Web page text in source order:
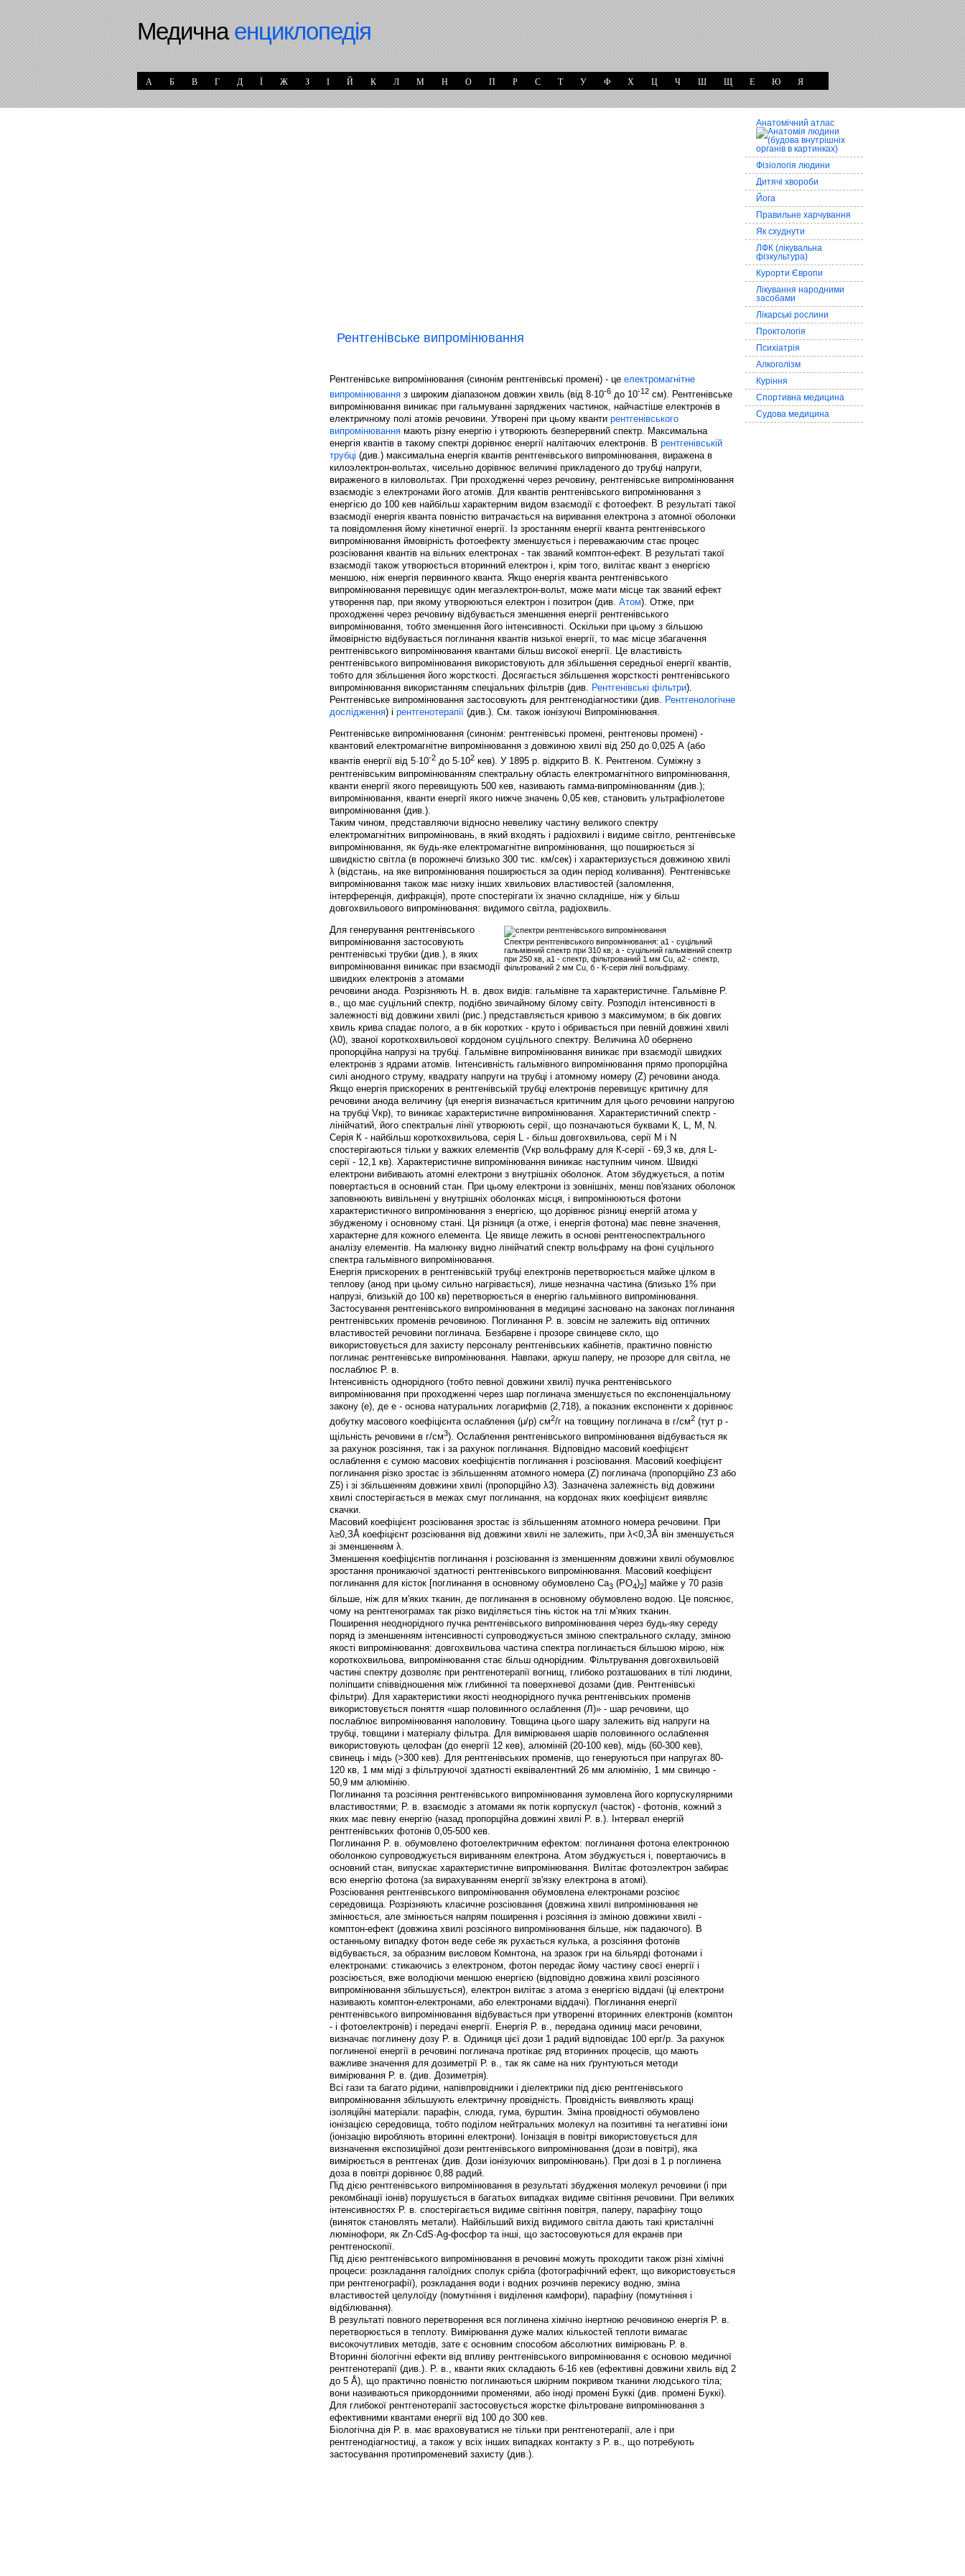
Медичнаенциклопедія
А Б В Г Д Ї Ж З І Й К Л М Н О П Р С Т У Ф Х Ц Ч Ш Щ Е Ю Я
Рентгенівське випромінювання
Рентгенівське випромінювання (синонім рентгенівські промені) - це електромагнітне
випромінювання з широким діапазоном довжин хвиль (від 8·10-6 до 10-12 см). Рентгенівське
випромінювання виникає при гальмуванні заряджених частинок, найчастіше електронів в
електричному полі атомів речовини. Утворені при цьому кванти рентгенівського
випромінювання мають різну енергію і утворюють безперервний спектр. Максимальна
енергія квантів в такому спектрі дорівнює енергії налітаючих електронів. В рентгенівській
трубці (див.) максимальна енергія квантів рентгенівського випромінювання, виражена в
килоэлектрон-вольтах, чисельно дорівнює величині прикладеного до трубці напруги,
вираженого в киловольтах. При проходженні через речовину, рентгенівське випромінювання
взаємодіє з електронами його атомів. Для квантів рентгенівського випромінювання з
енергією до 100 кев найбільш характерним видом взаємодії є фотоефект. В результаті такої
взаємодії енергія кванта повністю витрачається на виривання електрона з атомної оболонки
та повідомлення йому кінетичної енергії. Із зростанням енергії кванта рентгенівського
випромінювання ймовірність фотоефекту зменшується і переважаючим стає процес
розсіювання квантів на вільних електронах - так званий комптон-ефект. В результаті такої
взаємодії також утворюється вторинний електрон і, крім того, вилітає квант з енергією
меншою, ніж енергія первинного кванта. Якщо енергія кванта рентгенівського
випромінювання перевищує один мегаэлектрон-вольт, може мати місце так званий ефект
утворення пар, при якому утворюються електрон і позитрон (див. Атом). Отже, при
проходженні через речовину відбувається зменшення енергії рентгенівського
випромінювання, тобто зменшення його інтенсивності. Оскільки при цьому з більшою
ймовірністю відбувається поглинання квантів низької енергії, то має місце збагачення
рентгенівського випромінювання квантами більш високої енергії. Це властивість
рентгенівського випромінювання використовують для збільшення середньої енергії квантів,
тобто для збільшення його жорсткості. Досягається збільшення жорсткості рентгенівського
випромінювання використанням спеціальних фільтрів (див. Рентгенівські фільтри).
Рентгенівське випромінювання застосовують для рентгенодіагностики (див. Рентгенологічне
дослідження) і рентгенотерапії (див.). См. також іонізуючі Випромінювання.
Рентгенівське випромінювання (синонім: рентгенівські промені, рентгеновы промені) -
квантовий електромагнітне випромінювання з довжиною хвилі від 250 до 0,025 А (або
квантів енергії від 5·10-2 до 5·102 кев). У 1895 р. відкрито В. К. Рентгеном. Суміжну з
рентгенівським випромінюванням спектральну область електромагнітного випромінювання,
кванти енергії якого перевищують 500 кев, називають гамма-випромінюванням (див.);
випромінювання, кванти енергії якого нижче значень 0,05 кев, становить ультрафіолетове
випромінювання (див.).
Таким чином, представляючи відносно невелику частину великого спектру
електромагнітних випромінювань, в який входять і радіохвилі і видиме світло, рентгенівське
випромінювання, як будь-яке електромагнітне випромінювання, що поширюється зі
швидкістю світла (в порожнечі близько 300 тис. км/сек) і характеризується довжиною хвилі
λ (відстань, на яке випромінювання поширюється за один період коливання). Рентгенівське
випромінювання також має низку інших хвильових властивостей (заломлення,
інтерференція, дифракція), проте спостерігати їх значно складніше, ніж у більш
довгохвильового випромінювання: видимого світла, радіохвиль.
Спектри рентгенівського випромінювання: а1 - суцільний
гальмівний спектр при 310 кв; а - суцільний гальмівний спектр
при 250 кв, а1 - спектр, фільтрований 1 мм Cu, а2 - спектр,
фільтрований 2 мм Cu, б - К-серія лінії вольфраму.
Для генерування рентгенівського
випромінювання застосовують
рентгенівські трубки (див.), в яких
випромінювання виникає при взаємодії
швидких електронів з атомами
речовини анода. Розрізняють Н. в. двох видів: гальмівне та характеристичне. Гальмівне Р.
в., що має суцільний спектр, подібно звичайному білому світу. Розподіл інтенсивності в
залежності від довжини хвилі (рис.) представляється кривою з максимумом; в бік довгих
хвиль крива спадає полого, а в бік коротких - круто і обривається при певній довжині хвилі
(λ0), званої короткохвильової кордоном суцільного спектру. Величина λ0 обернено
пропорційна напрузі на трубці. Гальмівне випромінювання виникає при взаємодії швидких
електронів з ядрами атомів. Інтенсивність гальмівного випромінювання прямо пропорційна
силі анодного струму, квадрату напруги на трубці і атомному номеру (Z) речовини анода.
Якщо енергія прискорених в рентгенівській трубці електронів перевищує критичну для
речовини анода величину (ця енергія визначається критичним для цього речовини напругою
на трубці Vкр), то виникає характеристичне випромінювання. Характеристичний спектр -
лінійчатий, його спектральні лінії утворюють серії, що позначаються буквами К, L, М, N.
Серія К - найбільш короткохвильова, серія L - більш довгохвильова, серії М і N
спостерігаються тільки у важких елементів (Vкр вольфраму для К-серії - 69,3 кв, для L-
серії - 12,1 кв). Характеристичне випромінювання виникає наступним чином. Швидкі
електрони вибивають атомні електрони з внутрішніх оболонок. Атом збуджується, а потім
повертається в основний стан. При цьому електрони із зовнішніх, менш пов'язаних оболонок
заповнюють вивільнені у внутрішніх оболонках місця, і випромінюються фотони
характеристичного випромінювання з енергією, що дорівнює різниці енергій атома у
збудженому і основному стані. Ця різниця (а отже, і енергія фотона) має певне значення,
характерне для кожного елемента. Це явище лежить в основі рентгеноспектрального
аналізу елементів. На малюнку видно лінійчатий спектр вольфраму на фоні суцільного
спектра гальмівного випромінювання.
Енергія прискорених в рентгенівській трубці електронів перетворюється майже цілком в
теплову (анод при цьому сильно нагрівається), лише незначна частина (близько 1% при
напрузі, близькій до 100 кв) перетворюється в енергію гальмівного випромінювання.
Застосування рентгенівського випромінювання в медицині засновано на законах поглинання
рентгенівських променів речовиною. Поглинання Р. в. зовсім не залежить від оптичних
властивостей речовини поглинача. Безбарвне і прозоре свинцеве скло, що
використовується для захисту персоналу рентгенівських кабінетів, практично повністю
поглинає рентгенівське випромінювання. Навпаки, аркуш паперу, не прозоре для світла, не
послаблює Р. в.
Інтенсивність однорідного (тобто певної довжини хвилі) пучка рентгенівського
випромінювання при проходженні через шар поглинача зменшується по експоненціальному
закону (е), де е - основа натуральних логарифмів (2,718), а показник експоненти х дорівнює
добутку масового коефіцієнта ослаблення (μ/р) см2/г на товщину поглинача в г/см2 (тут р -
щільність речовини в г/см3). Ослаблення рентгенівського випромінювання відбувається як
за рахунок розсіяння, так і за рахунок поглинання. Відповідно масовий коефіцієнт
ослаблення є сумою масових коефіцієнтів поглинання і розсіювання. Масовий коефіцієнт
поглинання різко зростає із збільшенням атомного номера (Z) поглинача (пропорційно Z3 або
Z5) і зі збільшенням довжини хвилі (пропорційно λ3). Зазначена залежність від довжини
хвилі спостерігається в межах смуг поглинання, на кордонах яких коефіцієнт виявляє
скачки.
Масовий коефіцієнт розсіювання зростає із збільшенням атомного номера речовини. При
λ≥0,ЗÅ коефіцієнт розсіювання від довжини хвилі не залежить, при λ<0,ЗÅ він зменшується
зі зменшенням λ.
Зменшення коефіцієнтів поглинання і розсіювання із зменшенням довжини хвилі обумовлює
зростання проникаючої здатності рентгенівського випромінювання. Масовий коефіцієнт
поглинання для кісток [поглинання в основному обумовлено Са3 (РО4)2] майже у 70 разів
більше, ніж для м'яких тканин, де поглинання в основному обумовлено водою. Це пояснює,
чому на рентгенограмах так різко виділяється тінь кісток на тлі м'яких тканин.
Поширення неоднорідного пучка рентгенівського випромінювання через будь-яку середу
поряд із зменшенням інтенсивності супроводжується зміною спектрального складу, зміною
якості випромінювання: довгохвильова частина спектра поглинається більшою мірою, ніж
короткохвильова, випромінювання стає більш однорідним. Фільтрування довгохвильовій
частині спектру дозволяє при рентгенотерапії вогнищ, глибоко розташованих в тілі людини,
поліпшити співвідношення між глибинної та поверхневої дозами (див. Рентгенівські
фільтри). Для характеристики якості неоднорідного пучка рентгенівських променів
використовується поняття «шар половинного ослаблення (Л)» - шар речовини, що
послаблює випромінювання наполовину. Товщина цього шару залежить від напруги на
трубці, товщини і матеріалу фільтра. Для вимірювання шарів половинного ослаблення
використовують целофан (до енергії 12 кев), алюміній (20-100 кев), мідь (60-300 кев),
свинець і мідь (>300 кев). Для рентгенівських променів, що генеруються при напругах 80-
120 кв, 1 мм міді з фільтруючої здатності еквівалентний 26 мм алюмінію, 1 мм свинцю -
50,9 мм алюмінію.
Поглинання та розсіяння рентгенівського випромінювання зумовлена його корпускулярними
властивостями; Р. в. взаємодіє з атомами як потік корпускул (часток) - фотонів, кожний з
яких має певну енергію (назад пропорційна довжині хвилі Р. в.). Інтервал енергій
рентгенівських фотонів 0,05-500 кев.
Поглинання Р. в. обумовлено фотоелектричним ефектом: поглинання фотона електронною
оболонкою супроводжується вириванням електрона. Атом збуджується і, повертаючись в
основний стан, випускає характеристичне випромінювання. Вилітає фотоэлектрон забирає
всю енергію фотона (за вирахуванням енергії зв'язку електрона в атомі).
Розсіювання рентгенівського випромінювання обумовлена електронами розсіює
середовища. Розрізняють класичне розсіювання (довжина хвилі випромінювання не
змінюється, але змінюється напрям поширення і розсіяння із зміною довжини хвилі -
комптон-ефект (довжина хвилі розсіяного випромінювання більше, ніж падаючого). В
останньому випадку фотон веде себе як рухається кулька, а розсіяння фотонів
відбувається, за образним висловом Комнтона, на зразок гри на більярді фотонами і
електронами: стикаючись з електроном, фотон передає йому частину своєї енергії і
розсіюється, вже володіючи меншою енергією (відповідно довжина хвилі розсіяного
випромінювання збільшується), електрон вилітає з атома з енергією віддачі (ці електрони
називають комптон-електронами, або електронами віддачі). Поглинання енергії
рентгенівського випромінювання відбувається при утворенні вторинних електронів (комптон
- і фотоелектронів) і передачі енергії. Енергія Р. в., передана одиниці маси речовини,
визначає поглинену дозу Р. в. Одиниця цієї дози 1 радий відповідає 100 ерг/р. За рахунок
поглиненої енергії в речовині поглинача протікає ряд вторинних процесів, що мають
важливе значення для дозиметрії Р. в., так як саме на них ґрунтуються методи
вимірювання Р. в. (див. Дозиметрія).
Всі гази та багато рідини, напівпровідники і діелектрики під дією рентгенівського
випромінювання збільшують електричну провідність. Провідність виявляють кращі
ізоляційні матеріали: парафін, слюда, гума, бурштин. Зміна провідності обумовлено
іонізацією середовища, тобто поділом нейтральних молекул на позитивні та негативні іони
(іонізацію виробляють вторинні електрони). Іонізація в повітрі використовується для
визначення експозиційної дози рентгенівського випромінювання (дози в повітрі), яка
вимірюється в рентгенах (див. Дози іонізуючих випромінювань). При дозі в 1 р поглинена
доза в повітрі дорівнює 0,88 радий.
Під дією рентгенівського випромінювання в результаті збудження молекул речовини (і при
рекомбінації іонів) порушується в багатьох випадках видиме світіння речовини. При великих
інтенсивностях Р. в. спостерігається видиме світіння повітря, паперу, парафіну тощо
(виняток становлять метали). Найбільший вихід видимого світла дають такі кристалічні
люмінофори, як Zn·CdS·Ag-фосфор та інші, що застосовуються для екранів при
рентгеноскопії.
Під дією рентгенівського випромінювання в речовині можуть проходити також різні хімічні
процеси: розкладання галоїдних сполук срібла (фотографічний ефект, що використовується
при рентгенографії), розкладання води і водних розчинів перекису водню, зміна
властивостей целулоїду (помутніння і виділення камфори), парафіну (помутніння і
відбілювання).
В результаті повного перетворення вся поглинена хімічно інертною речовиною енергія Р. в.
перетворюється в теплоту. Вимірювання дуже малих кількостей теплоти вимагає
високочутливих методів, зате є основним способом абсолютних вимірювань Р. в.
Вторинні біологічні ефекти від впливу рентгенівського випромінювання є основою медичної
рентгенотерапії (див.). Р. в., кванти яких складають 6-16 кев (ефективні довжини хвиль від 2
до 5 Å), що практично повністю поглинаються шкірним покривом тканини людського тіла;
вони називаються прикордонними променями, або іноді промені Буккі (див. промені Буккі).
Для глибокої рентгенотерапії застосовується жорстке фільтроване випромінювання з
ефективними квантами енергії від 100 до 300 кев.
Біологічна дія Р. в. має враховуватися не тільки при рентгенотерапії, але і при
рентгенодіагностиці, а також у всіх інших випадках контакту з Р. в., що потребують
застосування протипроменевий захисту (див.).
Анатомічний атлас
Фізіологія людини
Дитячі хвороби
Йога
Правильне харчування
Як схуднути
ЛФК (лікувальна
фізкультура)
Курорти Європи
Лікування народними
засобами
Лікарські рослини
Проктологія
Психіатрія
Алкоголізм
Куріння
Спортивна медицина
Судова медицина